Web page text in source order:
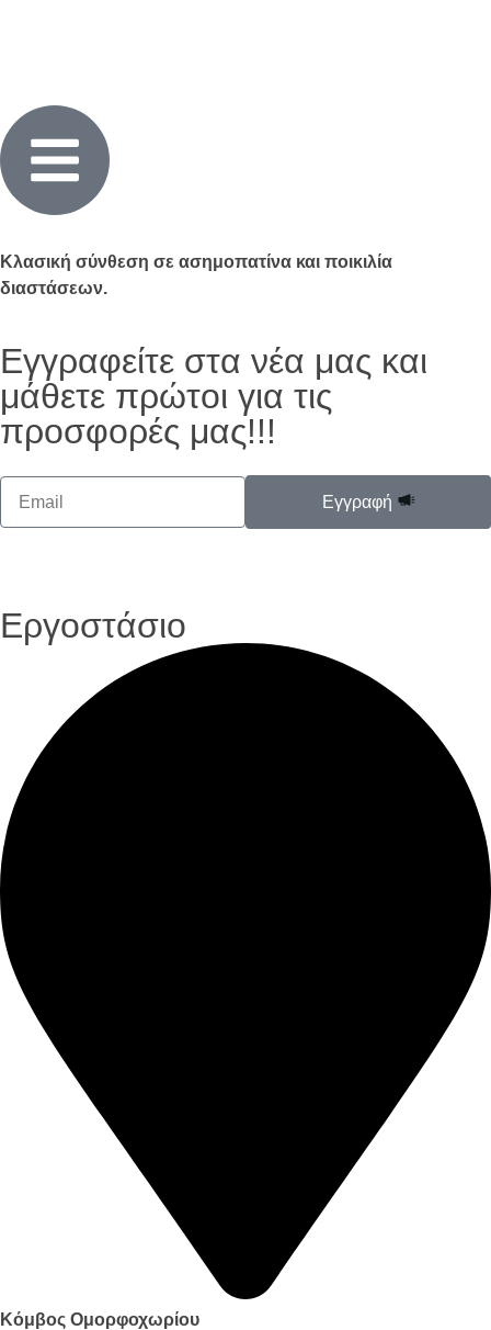
Κλασική σύνθεση σε ασημοπατίνα και ποικιλία
διαστάσεων.
Εγγραφείτε στα νέα μας και
μάθετε πρώτοι για τις
προσφορές μας!!!
Εγγραφή
Εργοστάσιο
Κόμβος Ομορφοχωρίου